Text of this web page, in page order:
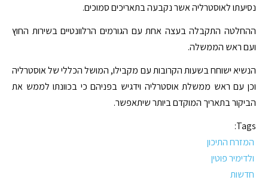
נסיעתו לאוסטרליה אשר נקבעה בתאריכים סמוכים.
ההחלטה התקבלה בעצה אחת עם הגורמים הרלוונטיים בשירות החוץ
ועם ראש הממשלה.
הנשיא ישוחח בשעות הקרובות עם מקבילו, המושל הכללי של אוסטרליה
וכן עם ראש ממשלת אוסטרליה וידגיש בפניהם כי בכוונתו לממש את
הביקור בתאריך המוקדם ביותר שיתאפשר.
Tags:
המזרח התיכון
ולדימיר פוטין
חדשות